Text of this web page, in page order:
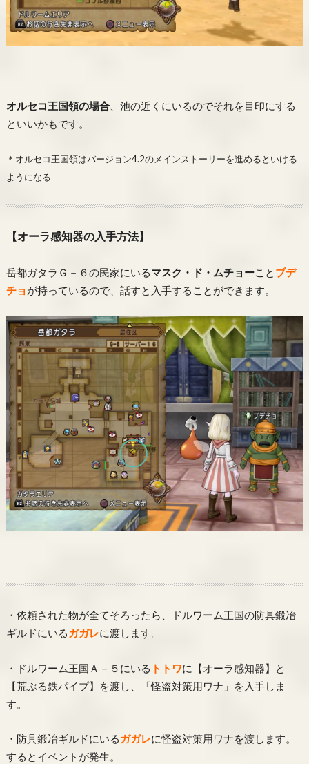
オルセコ王国領の場合、池の近くにいるのでそれを目印にする
といいかもです。
＊オルセコ王国領はバージョン4.2のメインストーリーを進めるといける
ようになる
【オーラ感知器の入手方法】
岳都ガタラＧ－６の民家にいるマスク・ド・ムチョーこと ブデ
チョ が持っているので、話すと入手することができます。
・依頼された物が全てそろったら、ドルワーム王国の防具鍛冶
ギルドにいる ガガレに渡します。
・ドルワーム王国Ａ－５にいる トトワに【オーラ感知器】と
【荒ぶる鉄パイプ】を渡し、「怪盗対策用ワナ」を入手しま
す。
・防具鍛冶ギルドにいる ガガレに怪盗対策用ワナを渡します。
するとイベントが発生。